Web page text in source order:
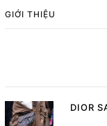
GIỚI THIỆU
DIOR